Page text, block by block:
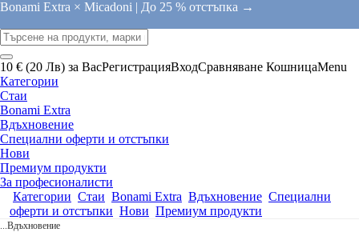
Bonami Extra × Micadoni | До 25 % отстъпка →
10 € (20 Лв) за ВасРегистрацияВходСравняване КошницаMenu
Категории
Стаи
Bonami Extra
Вдъхновение
Специални оферти и отстъпки
Нови
Премиум продукти
За професионалисти
Категории Стаи Bonami Extra Вдъхновение Специални
оферти и отстъпки Нови Премиум продукти
...Вдъхновение